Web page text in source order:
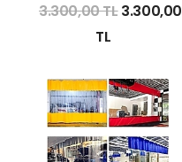
3.300,00 TL3.300,00
TL